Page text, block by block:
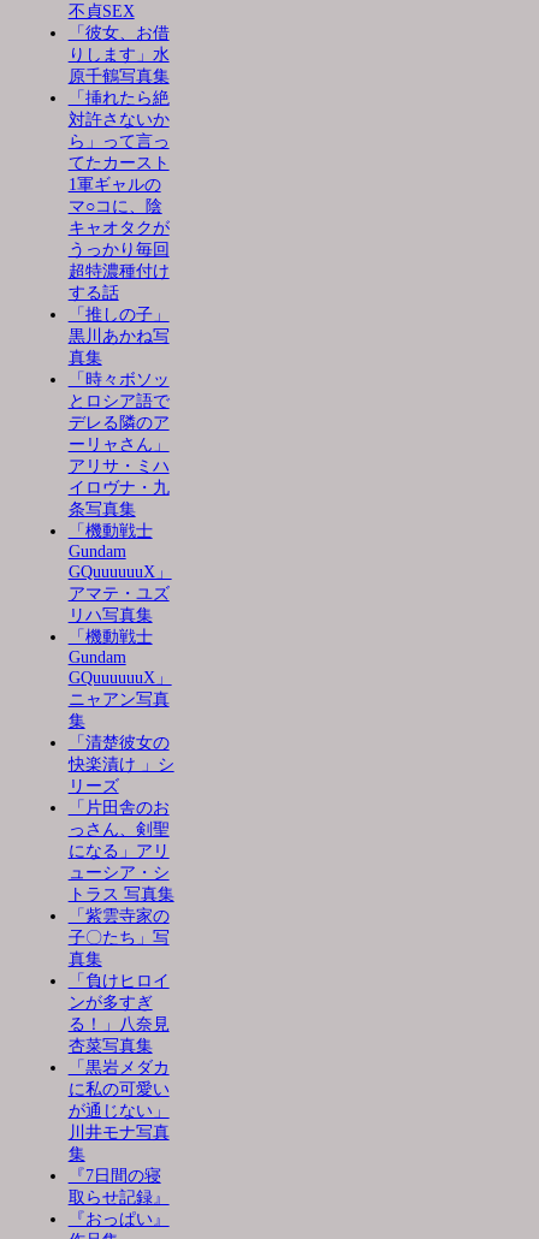
不貞SEX
「彼女、お借
りします」水
原千鶴写真集
「挿れたら絶
対許さないか
ら」って言っ
てたカースト
1軍ギャルの
マ○コに、陰
キャオタクが
うっかり毎回
超特濃種付け
する話
「推しの子」
黒川あかね写
真集
「時々ボソッ
とロシア語で
デレる隣のア
ーリャさん」
アリサ・ミハ
イロヴナ・九
条写真集
「機動戦士
Gundam
GQuuuuuuX」
アマテ・ユズ
リハ写真集
「機動戦士
Gundam
GQuuuuuuX」
ニャアン写真
集
「清楚彼女の
快楽漬け 」シ
リーズ
「片田舎のお
っさん、剣聖
になる」アリ
ューシア・シ
トラス 写真集
「紫雲寺家の
子〇たち」写
真集
「負けヒロイ
ンが多すぎ
る！」八奈見
杏菜写真集
「黒岩メダカ
に私の可愛い
が通じない」
川井モナ写真
集
『7日間の寝
取らせ記録』
『おっぱい』